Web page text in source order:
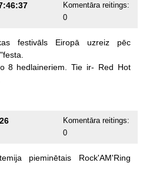
Komentāra reitings:
0
festivāls Eiropā uzreiz
pēc
8 hedlaineriem. Tie ir- Red Hot
Komentāra reitings:
0
pieminētais
Rock'AM'Ring